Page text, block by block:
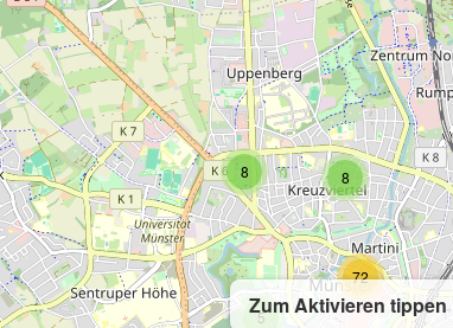
Zum Aktivieren tippen
8 8
5
72